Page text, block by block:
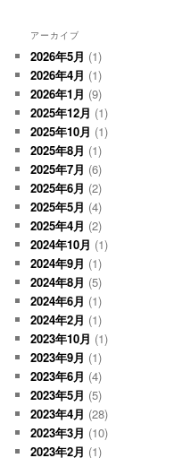
アーカイブ
2026年5月 (1)
2026年4月 (1)
2026年1月 (9)
2025年12月 (1)
2025年10月 (1)
2025年8月 (1)
2025年7月 (6)
2025年6月 (2)
2025年5月 (4)
2025年4月 (2)
2024年10月 (1)
2024年9月 (1)
2024年8月 (5)
2024年6月 (1)
2024年2月 (1)
2023年10月 (1)
2023年9月 (1)
2023年6月 (4)
2023年5月 (5)
2023年4月 (28)
2023年3月 (10)
2023年2月 (1)